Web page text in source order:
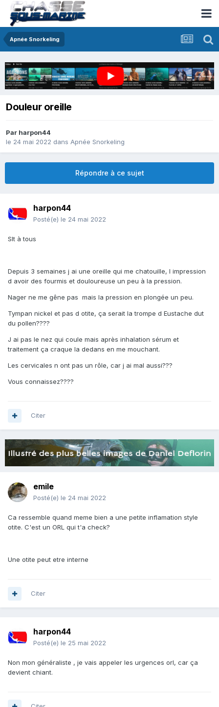
Apnée Snorkeling
Douleur oreille
Par harpon44
le 24 mai 2022 dans Apnée Snorkeling
Répondre à ce sujet
harpon44
Posté(e) le 24 mai 2022
Slt à tous
Depuis 3 semaines j ai une oreille qui me chatouille, l impression
d avoir des fourmis et douloureuse un peu à la pression.
Nager ne me gêne pas mais la pression en plongée un peu.
Tympan nickel et pas d otite, ça serait la trompe d Eustache dut
du pollen????
J ai pas le nez qui coule mais après inhalation sérum et
traitement ça craque la dedans en me mouchant.
Les cervicales n ont pas un rôle, car j ai mal aussi???
Vous connaissez????
Citer
emile
Posté(e) le 24 mai 2022
Ca ressemble quand meme bien a une petite inflamation style
otite. C'est un ORL qui t'a check?
Une otite peut etre interne
Citer
harpon44
Posté(e) le 25 mai 2022
Non mon généraliste , je vais appeler les urgences orl, car ça
devient chiant.